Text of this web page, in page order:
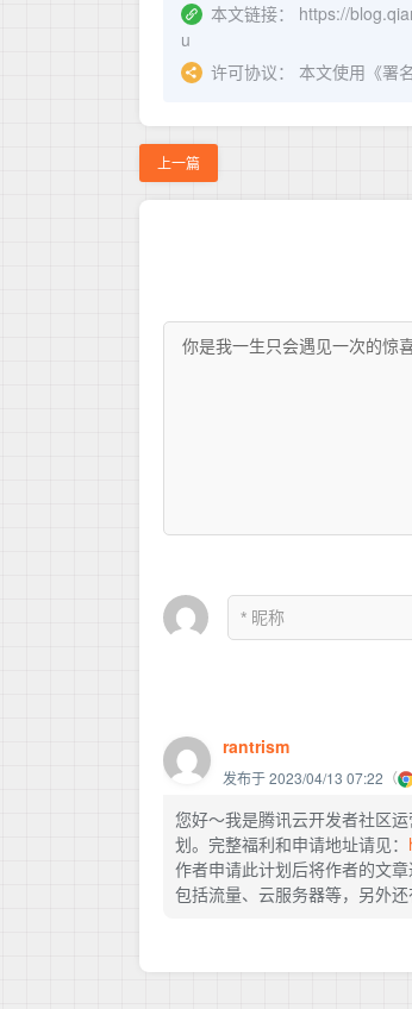
本文链接： https://
u
许可协议： 本文使用《署
上一篇